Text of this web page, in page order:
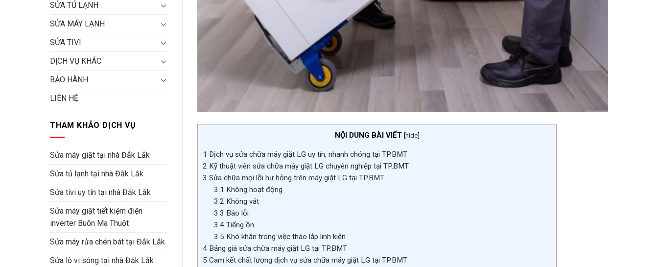
SỬA TỦ LẠNH
SỬA MÁY LẠNH
SỬA TIVI
DỊCH VỤ KHÁC
BẢO HÀNH
LIÊN HỆ
THAM KHẢO DỊCH VỤ
Sửa máy giặt tại nhà Đắk Lắk
Sửa tủ lạnh tại nhà Đắk Lắk
Sửa tivi uy tín tại nhà Đắk Lắk
Sửa máy giặt tiết kiệm điện
inverter Buôn Ma Thuột
Sửa máy rửa chén bát tại Đắk Lắk
Sửa lò vi sóng tại nhà Đắk Lắk
NỘI DUNG BÀI VIẾT [hide]
1 Dịch vụ sửa chữa máy giặt LG uy tín, nhanh chóng tại TP.BMT
2 Kỹ thuật viên sửa chữa máy giặt LG chuyên nghiệp tại TP.BMT
3 Sửa chữa mọi lỗi hư hỏng trên máy giặt LG tại TP.BMT
3.1 Không hoạt động
3.2 Không vắt
3.3 Báo lỗi
3.4Tiếng ồn
3.5 Khó khăn trong việc tháo lắp linh kiện
4 Bảng giá sửa chữa máy giặt LG tại TP.BMT
5 Cam kết chất lượng dịch vụ sửa chữa máy giặt LG tại TP.BMT